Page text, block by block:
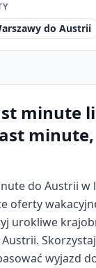
do Austrii
minute
do Austrii w
oferty
urokliwe
wyjazd